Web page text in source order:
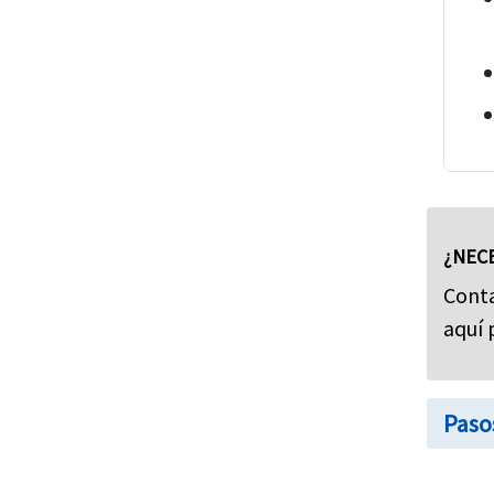
aquí